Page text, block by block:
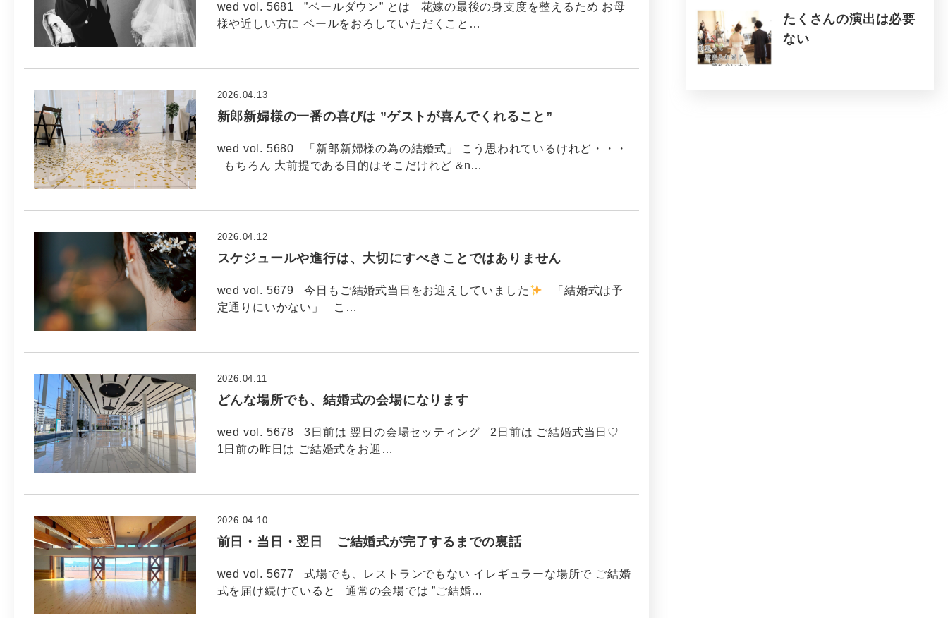
wed vol. 5681 ”ベールダウン” とは 花嫁の最後の身支度を整えるため お母
様や近しい方に ベールをおろしていただくこと…
新郎新婦様の一番の喜びは ”ゲストが喜んでくれること”
2026.04.13
wed vol. 5680 「新郎新婦様の為の結婚式」 こう思われているけれど・・・
もちろん 大前提である目的はそこだけれど &n…
スケジュールや進行は、大切にすべきことではありません
2026.04.12
wed vol. 5679 今日もご結婚式当日をお迎えしていました
「結婚式は予
定通りにいかない」 こ…
どんな場所でも、結婚式の会場になります
2026.04.11
wed vol. 5678 3日前は 翌日の会場セッティング 2日前は ご結婚式当日♡
1日前の昨日は ご結婚式をお迎…
前日・当日・翌日 ご結婚式が完了するまでの裏話
2026.04.10
wed vol. 5677 式場でも、レストランでもない イレギュラーな場所で ご結婚
式を届け続けていると 通常の会場では ”ご結婚…
たくさんの演出は必要
ない